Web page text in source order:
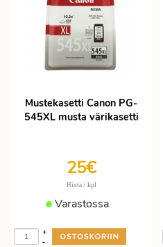
Mustekasetti Canon PG-
545XL musta värikasetti
25€
Hinta / kpl
Varastossa
-
+